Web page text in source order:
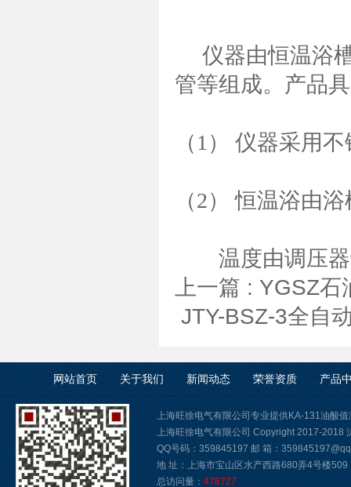
仪器由恒温浴
管等组成。产品
（1） 仪器采用
（2） 恒温浴由
温度由调压器
上一篇 : YGSZ石
JTY-BSZ-3全自
网站首页 关于我们 新闻动态 荣誉资质 产品
上海旺徐电气有限公司专业提供KA-131油酸
上海旺徐电气有限公司 Copyright 2017-2018
QQ号码：359845197 邮 箱：
地 址：上海市宝山区水产西路680弄4号楼509
总访问量： 478727